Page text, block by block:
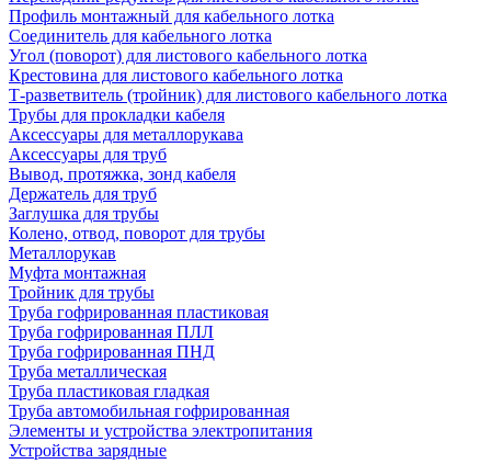
Профиль монтажный для кабельного лотка
Соединитель для кабельного лотка
Угол (поворот) для листового кабельного лотка
Крестовина для листового кабельного лотка
Т-разветвитель (тройник) для листового кабельного лотка
Трубы для прокладки кабеля
Аксессуары для металлорукава
Аксессуары для труб
Вывод, протяжка, зонд кабеля
Держатель для труб
Заглушка для трубы
Колено, отвод, поворот для трубы
Металлорукав
Муфта монтажная
Тройник для трубы
Труба гофрированная пластиковая
Труба гофрированная ПЛЛ
Труба гофрированная ПНД
Труба металлическая
Труба пластиковая гладкая
Труба автомобильная гофрированная
Элементы и устройства электропитания
Устройства зарядные